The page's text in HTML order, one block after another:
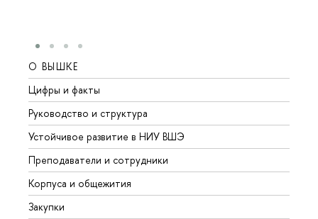
О ВЫШКЕ
Цифры и факты
Руководство и структура
Устойчивое развитие в НИУ ВШЭ
Преподаватели и сотрудники
Корпуса и общежития
Закупки